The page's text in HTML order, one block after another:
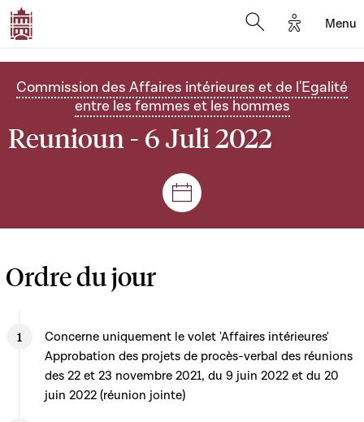
Options
Menu
Commission des Affaires intérieures et de l'Egalité
entre les femmes et les hommes
Reunioun - 6 Juli 2022
Sëtzungen a Reuniounen
Ordre du jour
Concerne uniquement le volet 'Affaires intérieures'
Approbation des projets de procès-verbal des réunions
des 22 et 23 novembre 2021, du 9 juin 2022 et du 20
juin 2022 (réunion jointe)